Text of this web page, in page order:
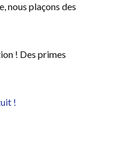
nous plaçons des
! Des primes
!